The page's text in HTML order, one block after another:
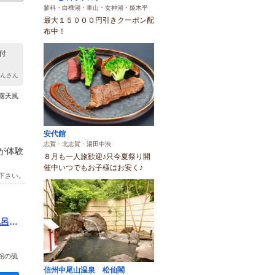
さん
天風
体験
い。
で
の硫
蓼科・白樺湖・車山・女神湖・姫木平
最大１５０００円引きクーポン配
布中！
安代館
志賀・北志賀・湯田中渋
８月も一人旅歓迎♪只今夏祭り開
催中いつでもお子様はお安く♪
信州中尾山温泉 松仙閣